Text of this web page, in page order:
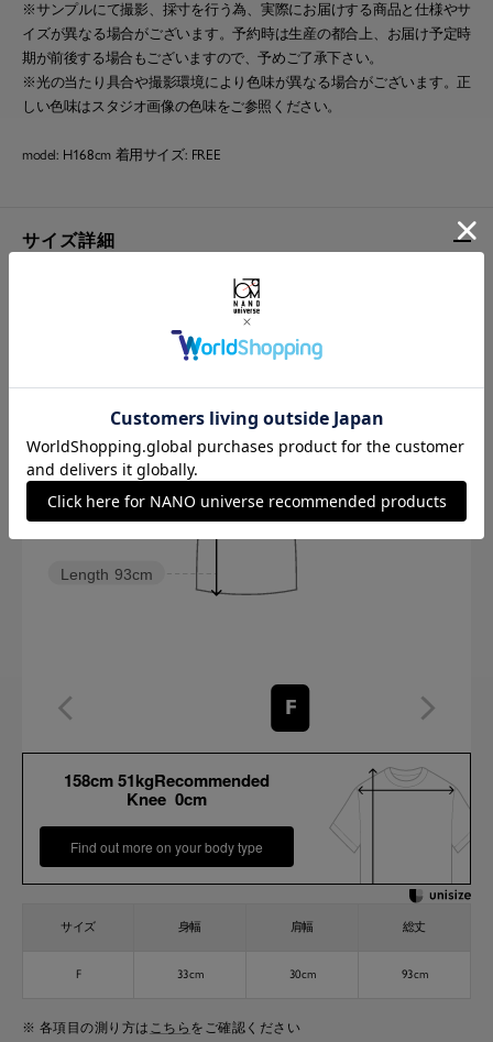
※サンプルにて撮影、採寸を行う為、実際にお届けする商品と仕様やサ
イズが異なる場合がございます。予約時は生産の都合上、お届け予定時
期が前後する場合もございますので、予めご了承下さい。
※光の当たり具合や撮影環境により色味が異なる場合がございます。正
しい色味はスタジオ画像の色味をご参照ください。
model: H168cm 着用サイズ: FREE
サイズ詳細
Length 93cm
F
158cm 51kgRecommended
Knee 0cm
Find out more on your body type
サイズ 身幅 肩幅 総丈
F 33cm 30cm 93cm
※ 各項目の測り方は こちら をご確認ください